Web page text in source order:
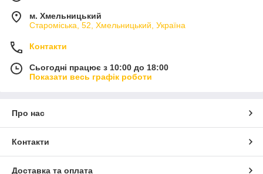
м. Хмельницький
Староміська, 52, Хмельницький, Україна
Контакти
Сьогодні працює з 10:00 до 18:00
Показати весь графік роботи
Про нас
Контакти
Доставка та оплата